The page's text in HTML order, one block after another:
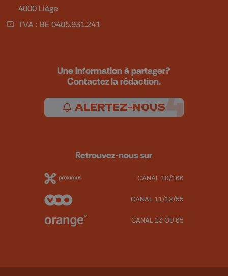
4000 Liège
TVA : BE 0405.931.241
Une information à partager?
Contactez la rédaction.
ALERTEZ-NOUS
Retrouvez-nous sur
CANAL 10/166
CANAL 11/12/55
CANAL 13 OU 65